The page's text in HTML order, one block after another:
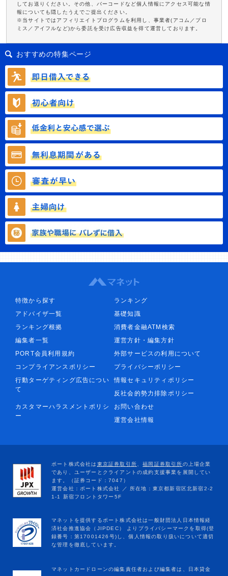
してお送りください。その他、バーコードなど個人情報にアクセス可能な情
報についても隠したうえでご提出ください。
※当サイトではアフィリエイトプログラムを利用し、事業者(アコム／プロ
ミス／アイフルなど)から委託を受け広告収益を得て運営しております。
おすすめの特集ページ
特徴から探す
ランキング
アドバイザ一覧
基礎知識
ランキング根拠
消費者金融ATM検索
編集者一覧
運営方針・編集方針
PORT会員利用規約
外部サービスの利用について
コンプライアンスポリシー
プライバシーポリシー
行動ターゲティング広告につい
て
情報セキュリティポリシー
反社会的勢力排除ポリシー
カスタマーハラスメントポリシ
ー
お問い合わせ
運営会社情報
マネットカードローンの編集責任者および編集者は、日本貸金